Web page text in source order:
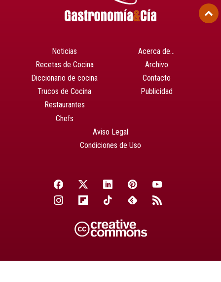
Noticias
Recetas de Cocina
Diccionario de cocina
Trucos de Cocina
Restaurantes
Chefs
Acerca de…
Archivo
Contacto
Publicidad
Aviso Legal
Condiciones de Uso